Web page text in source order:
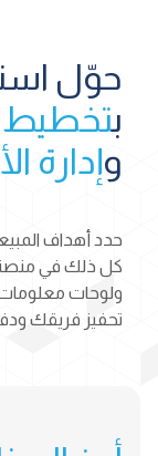
حوّل
بتخطيط
وإدارة
حدد أهداف
كل ذلك في منصة
ولوحات
تحفيز فريقك